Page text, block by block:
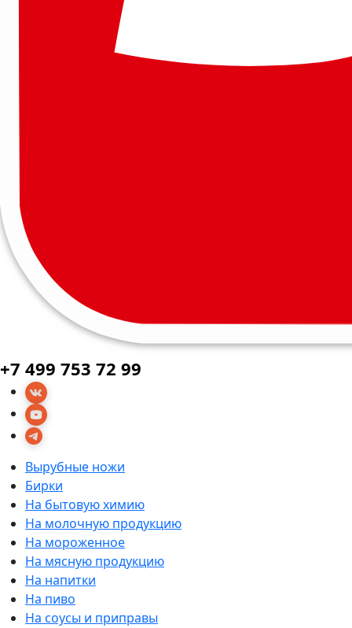
+7 499 753 72 99
Вырубные ножи
Бирки
На бытовую химию
На молочную продукцию
На мороженное
На мясную продукцию
На напитки
На пиво
На соусы и приправы